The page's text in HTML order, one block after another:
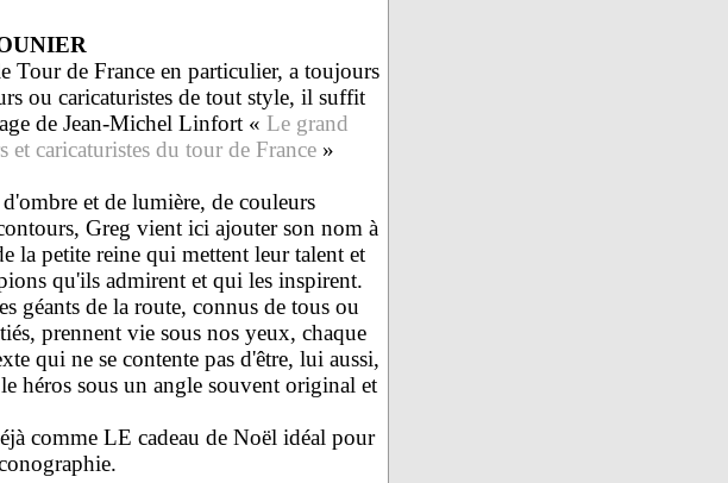
Tour de France en particulier, a toujours
ou caricaturistes de tout style, il suffit
de Jean-Michel Linfort « Le grand
et caricaturistes du tour de France»
et de lumière, de couleurs
Greg vient ici ajouter son nom à
la petite reine qui mettent leur talent et
qu'ils admirent et qui les inspirent.
géants de la route, connus de tous ou
prennent vie sous nos yeux, chaque
qui ne se contente pas d'être, lui aussi,
héros sous un angle souvent original et
comme LE cadeau de Noël idéal pour